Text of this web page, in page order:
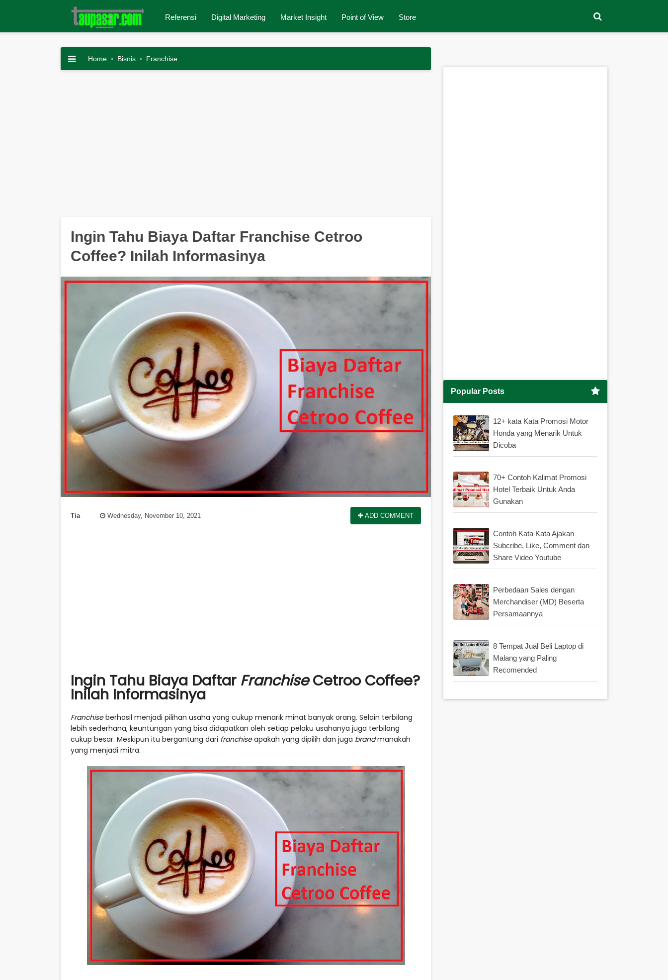
Referensi Digital Marketing Market Insight Point of View Store
Home › Bisnis › Franchise
Ingin Tahu Biaya Daftar Franchise Cetroo
Coffee? Inilah Informasinya
Tia Wednesday, November 10, 2021 ADD COMMENT
Ingin Tahu Biaya Daftar FranchiseCetroo Coffee?
Inilah Informasinya
Franchiseberhasil menjadi pilihan usaha yang cukup menarik minat banyak orang. Selain terbilang
lebih sederhana, keuntungan yang bisa didapatkan oleh setiap pelaku usahanya juga terbilang
cukup besar. Meskipun itu bergantung dari franchiseapakah yang dipilih dan juga brandmanakah
yang menjadi mitra.
Popular Posts
12+ kata Kata Promosi Motor
Honda yang Menarik Untuk
Dicoba
70+ Contoh Kalimat Promosi
Hotel Terbaik Untuk Anda
Gunakan
Contoh Kata Kata Ajakan
Subcribe, Like, Comment dan
Share Video Youtube
Perbedaan Sales dengan
Merchandiser (MD) Beserta
Persamaannya
8 Tempat Jual Beli Laptop di
Malang yang Paling
Recomended